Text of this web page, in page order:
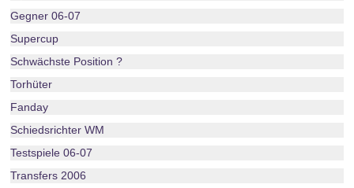
Gegner 06-07
Supercup
Schwächste Position ?
Torhüter
Fanday
Schiedsrichter WM
Testspiele 06-07
Transfers 2006